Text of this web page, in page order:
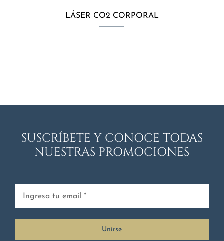
LÁSER CO2 CORPORAL
SUSCRÍBETE Y CONOCE TODAS
NUESTRAS PROMOCIONES
Unirse